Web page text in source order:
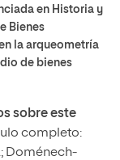
en Historia y
Bienes
la arqueometría
de bienes
sobre este
completo:
Doménech-